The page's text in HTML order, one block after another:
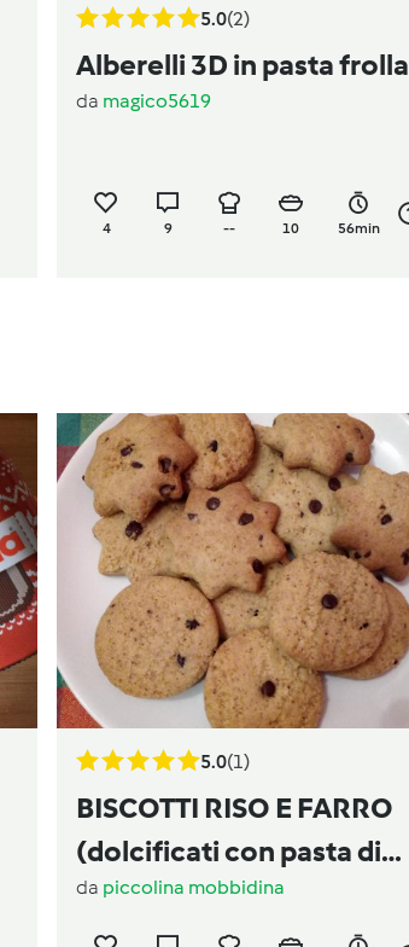
5.0(2)
Alberelli 3D in pasta frolla
da magico5619
4 9 -- 10 56min
5.0(1)
BISCOTTI RISO E FARRO
(dolcificati con pasta di
datteri)
da piccolina mobbidina